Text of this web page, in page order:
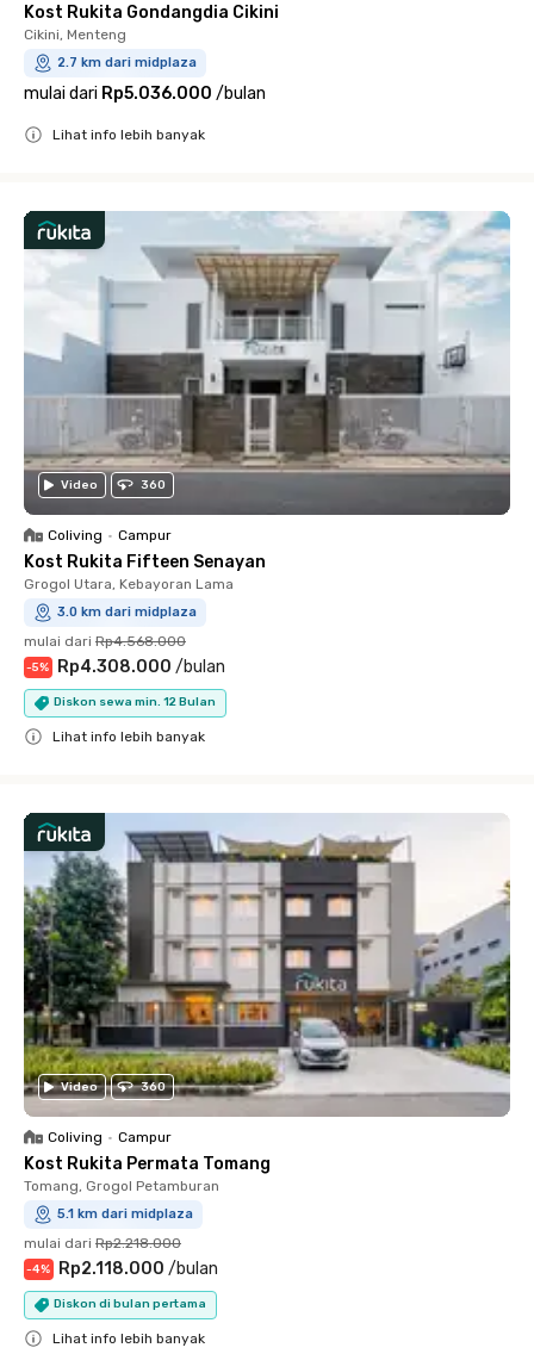
Kost Rukita Gondangdia Cikini
Cikini, Menteng
2.7 km dari midplaza
mulai dari Rp5.036.000 /bulan
Lihat info lebih banyak
Video 360
Coliving • Campur
Kost Rukita Fifteen Senayan
Grogol Utara, Kebayoran Lama
3.0 km dari midplaza
mulai dari Rp4.568.000
-5% Rp4.308.000 /bulan
Diskon sewa min. 12 Bulan
Lihat info lebih banyak
Video 360
Coliving • Campur
Kost Rukita Permata Tomang
Tomang, Grogol Petamburan
5.1 km dari midplaza
mulai dari Rp2.218.000
-4% Rp2.118.000 /bulan
Diskon di bulan pertama
Lihat info lebih banyak